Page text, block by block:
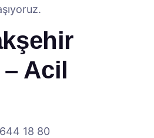
Acil
18 80